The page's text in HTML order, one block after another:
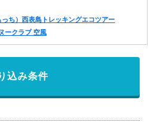
ち）西表島トレッキングエコツアー
ークラブ 空風
込み条件